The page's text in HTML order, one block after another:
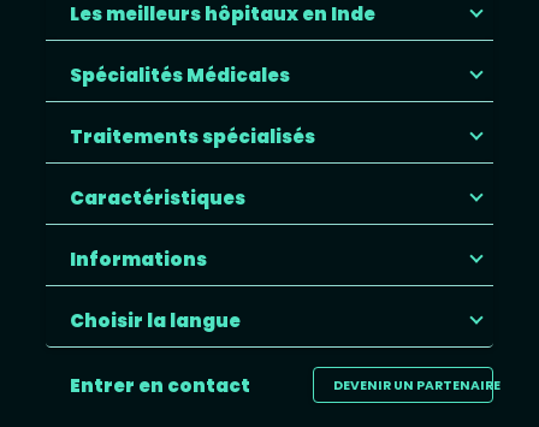
Les meilleurs hôpitaux en Inde
Spécialités Médicales
Traitements spécialisés
Caractéristiques
Informations
Choisir la langue
DEVENIR UN PARTENAIRE
Entrer en contact